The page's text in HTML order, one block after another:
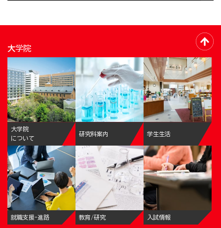
大学院
大学院
について
研究科案内 学生生活
就職支援・進路 教育/研究 入試情報